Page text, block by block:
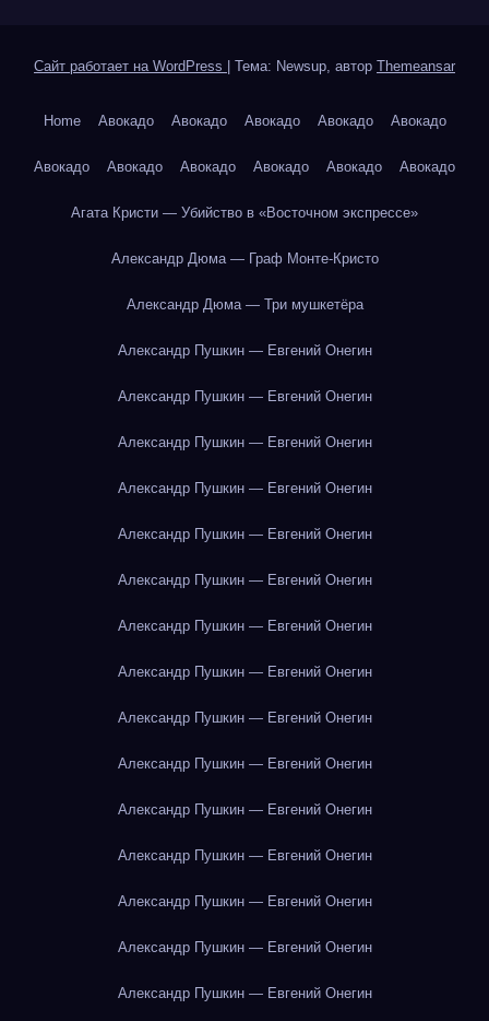
Сайт работает на WordPress Тема: Newsup, автор Themeansar
Home Авокадо Авокадо Авокадо Авокадо Авокадо
Авокадо Авокадо Авокадо Авокадо Авокадо Авокадо
Агата Кристи — Убийство в «Восточном экспрессе»
Александр Дюма — Граф Монте-Кристо
Александр Дюма — Три мушкетёра
Александр Пушкин — Евгений Онегин
Александр Пушкин — Евгений Онегин
Александр Пушкин — Евгений Онегин
Александр Пушкин — Евгений Онегин
Александр Пушкин — Евгений Онегин
Александр Пушкин — Евгений Онегин
Александр Пушкин — Евгений Онегин
Александр Пушкин — Евгений Онегин
Александр Пушкин — Евгений Онегин
Александр Пушкин — Евгений Онегин
Александр Пушкин — Евгений Онегин
Александр Пушкин — Евгений Онегин
Александр Пушкин — Евгений Онегин
Александр Пушкин — Евгений Онегин
Александр Пушкин — Евгений Онегин